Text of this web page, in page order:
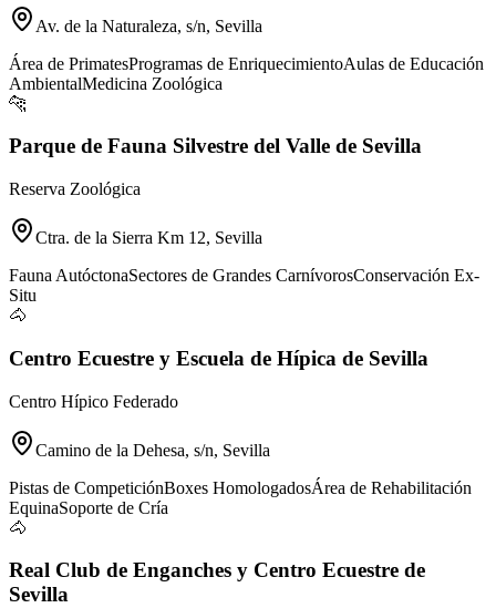
Av. de la Naturaleza, s/n, Sevilla
Área de PrimatesProgramas de EnriquecimientoAulas de Educación
AmbientalMedicina Zoológica
🐆
Parque de Fauna Silvestre del Valle de Sevilla
Reserva Zoológica
Ctra. de la Sierra Km 12, Sevilla
Fauna AutóctonaSectores de Grandes CarnívorosConservación Ex-
Situ
🐴
Centro Ecuestre y Escuela de Hípica de Sevilla
Centro Hípico Federado
Camino de la Dehesa, s/n, Sevilla
Pistas de CompeticiónBoxes HomologadosÁrea de Rehabilitación
EquinaSoporte de Cría
🐴
Real Club de Enganches y Centro Ecuestre de
Sevilla